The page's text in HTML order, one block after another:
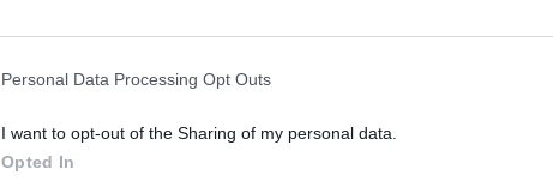
Personal Data Processing Opt Outs
I want to opt-out of the Sharing of my personal data.
Opted In